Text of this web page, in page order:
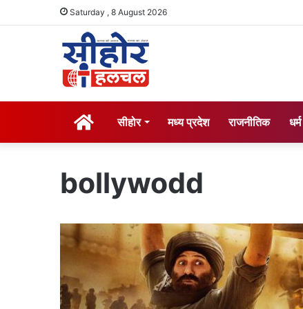
Saturday , 8 August 2026
सीहोर मध्य प्रदेश राजनीतिक धर्म
bollywodd